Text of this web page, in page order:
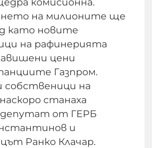
на милионите ще
като новите
на рафинерията
цени
Газпром.
на
станаха
от ГЕРБ
и
Ранко Клачар.